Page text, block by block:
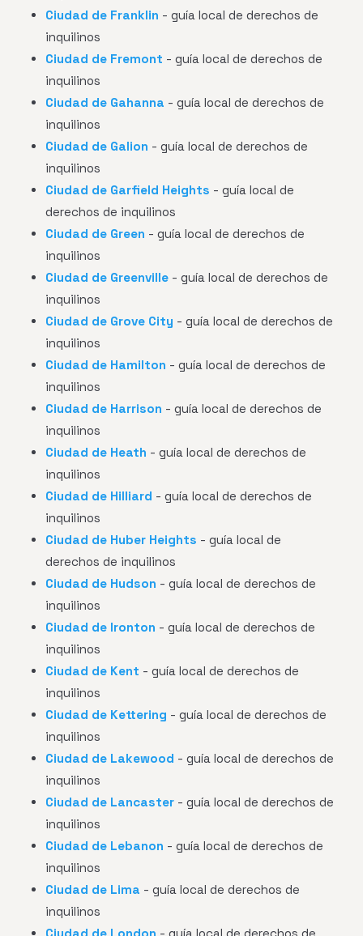
Ciudad de Franklin - guía local de derechos de
inquilinos
Ciudad de Fremont - guía local de derechos de
inquilinos
Ciudad de Gahanna - guía local de derechos de
inquilinos
Ciudad de Galion - guía local de derechos de
inquilinos
Ciudad de Garfield Heights - guía local de
derechos de inquilinos
Ciudad de Green - guía local de derechos de
inquilinos
Ciudad de Greenville - guía local de derechos de
inquilinos
Ciudad de Grove City - guía local de derechos de
inquilinos
Ciudad de Hamilton - guía local de derechos de
inquilinos
Ciudad de Harrison - guía local de derechos de
inquilinos
Ciudad de Heath - guía local de derechos de
inquilinos
Ciudad de Hilliard - guía local de derechos de
inquilinos
Ciudad de Huber Heights - guía local de
derechos de inquilinos
Ciudad de Hudson - guía local de derechos de
inquilinos
Ciudad de Ironton - guía local de derechos de
inquilinos
Ciudad de Kent - guía local de derechos de
inquilinos
Ciudad de Kettering - guía local de derechos de
inquilinos
Ciudad de Lakewood - guía local de derechos de
inquilinos
Ciudad de Lancaster - guía local de derechos de
inquilinos
Ciudad de Lebanon - guía local de derechos de
inquilinos
Ciudad de Lima - guía local de derechos de
inquilinos